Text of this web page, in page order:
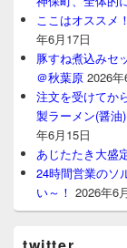
ここはオススメ
年6月17日
豚すね煮込みセ
＠秋葉原 2026
注文を受けてか
製ラーメン(醤油
年6月15日
あじたたき大盛
24時間営業のソ
い～！ 2026年6